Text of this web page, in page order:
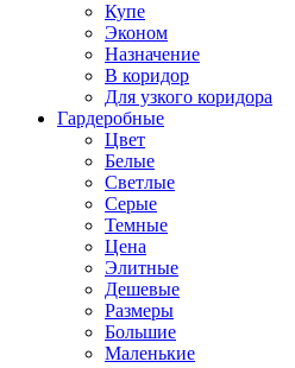
Купе
Эконом
Назначение
В коридор
Для узкого коридора
Гардеробные
Цвет
Белые
Светлые
Серые
Темные
Цена
Элитные
Дешевые
Размеры
Большие
Маленькие